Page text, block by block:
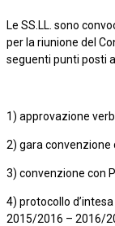
Le SS.LL. sono
per la riunione del
seguenti punti posti
1) approvazione
2) gara convenzione
3) convenzione con
4) protocollo
2015/2016 – 2016/